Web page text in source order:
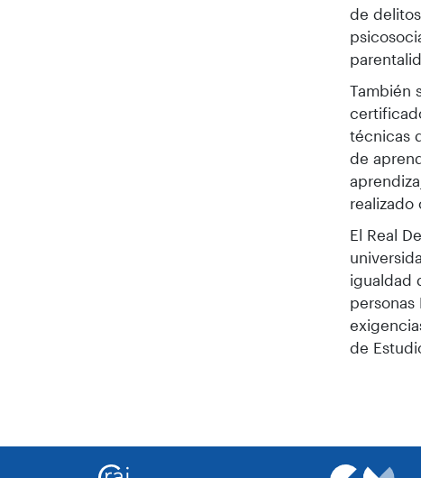
de
También
técnicas
de
realizado
El Real
igualdad
personas
de